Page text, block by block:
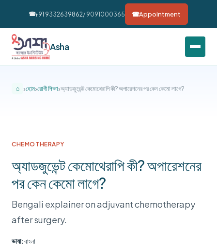
+91 9332639862/ 9091000365 Appointment
Asha
হোম রোগী শিক্ষা অ্যাডজুভেন্ট কেমোথেরাপি কী? অপারেশনের পর কেন কেমো লাগে?
CHEMOTHERAPY
অ্যাডজুভেন্ট কেমোথেরাপি কী? অপারেশনের
পর কেন কেমো লাগে?
Bengali explainer on adjuvant chemotherapy
after surgery.
ভাষা:বাংলা